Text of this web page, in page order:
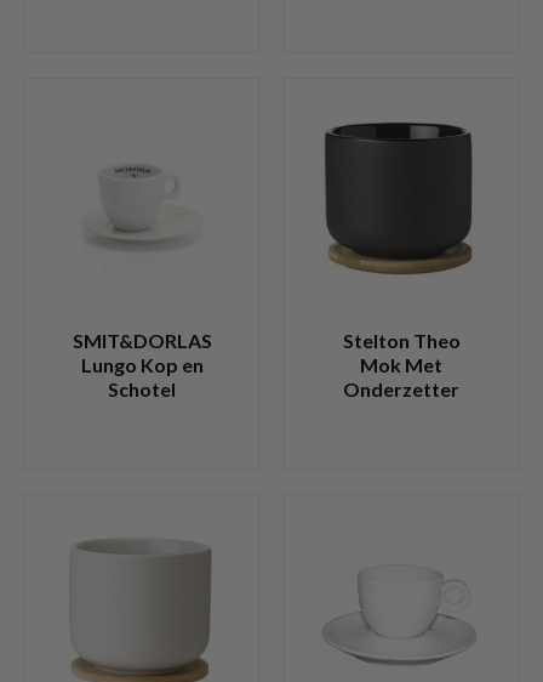
SMIT&DORLAS
Lungo Kop en
Schotel
Stelton Theo
Mok Met
Onderzetter